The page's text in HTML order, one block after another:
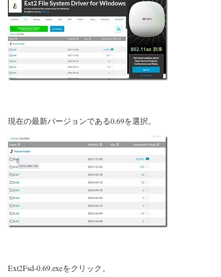
現在の最新バージョンである0.69を選択。
Ext2Fsd-0.69.exeをクリック。